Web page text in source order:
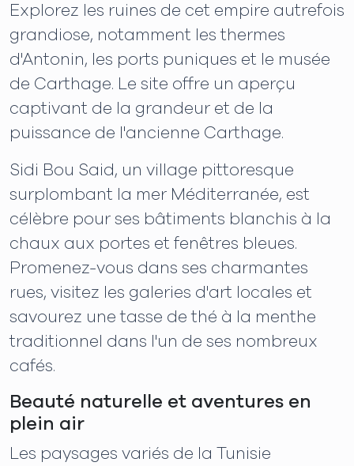
Explorez les ruines de cet empire autrefois
grandiose, notamment les thermes
d'Antonin, les ports puniques et le musée
de Carthage. Le site offre un aperçu
captivant de la grandeur et de la
puissance de l'ancienne Carthage.
Sidi Bou Said, un village pittoresque
surplombant la mer Méditerranée, est
célèbre pour ses bâtiments blanchis à la
chaux aux portes et fenêtres bleues.
Promenez-vous dans ses charmantes
rues, visitez les galeries d'art locales et
savourez une tasse de thé à la menthe
traditionnel dans l'un de ses nombreux
cafés.
Beauté naturelle et aventures en
plein air
Les paysages variés de la Tunisie